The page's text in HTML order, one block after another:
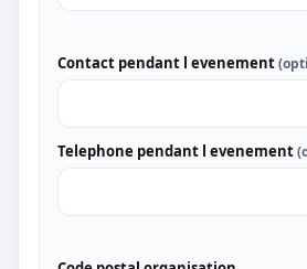
Contact pendant l evenement
Telephone pendant l evenement